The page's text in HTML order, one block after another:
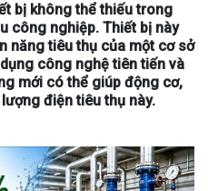
bị không thể thiếu trong
công nghiệp. Thiết bị này
năng tiêu thụ của một cơ sở
công nghệ tiên tiến và
mới có thể giúp động cơ,
điện tiêu thụ này.